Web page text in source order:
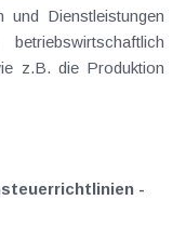
z.B. die Produktion
-